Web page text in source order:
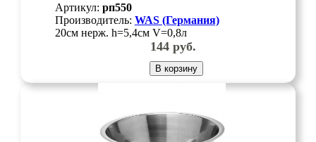
Артикул: рп550
Производитель: WAS (Германия)
20см нерж. h=5,4см V=0,8л
144руб.
В корзину